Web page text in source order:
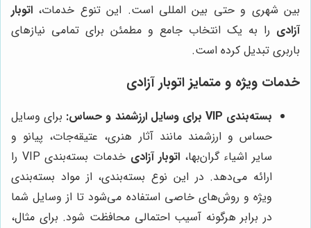
بین شهری و حتی بین المللی است. این تنوع خدمات، اتوبار
آزادی را به یک انتخاب جامع و مطمئن برای تمامی نیازهای
باربری تبدیل کرده است.
خدمات ویژه و متمایز اتوبار آزادی
بسته‌بندی VIP برای وسایل ارزشمند و حساس:
برای وسایل
حساس و ارزشمند مانند آثار هنری، عتیقه‌جات، پیانو و
سایر اشیاء گران‌بها، اتوبار آزادی
خدمات بسته‌بندی VIP را
ارائه می‌دهد. در این نوع بسته‌بندی، از مواد بسته‌بندی
ویژه و روش‌های خاصی استفاده می‌شود تا از وسایل شما
در برابر هرگونه آسیب احتمالی محافظت شود. برای مثال،